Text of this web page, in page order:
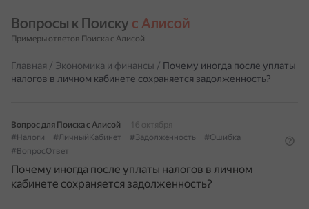
Вопросы к Поиску с Алисой
Примеры ответов Поиска с Алисой
Главная / Экономика и финансы / Почему иногда после уплаты
налогов в личном кабинете сохраняется задолженность?
Вопрос для Поиска с Алисой
16 октября
#Налоги
#ЛичныйКабинет #Задолженность
#Ошибка
#ВопросОтвет
Почему иногда после уплаты налогов в личном
кабинете сохраняется задолженность?